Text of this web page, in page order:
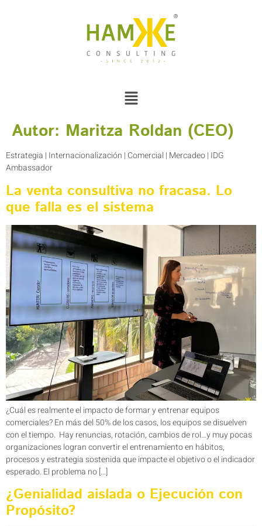
Autor: Maritza Roldan (CEO)
Estrategia | Internacionalización | Comercial | Mercadeo | IDG
Ambassador
La venta consultiva no fracasa. Lo
que falla es el sistema
¿Cuál es realmente el impacto de formar y entrenar equipos
comerciales? En más del 50% de los casos, los equipos se disuelven
con el tiempo. Hay renuncias, rotación, cambios de rol…y muy pocas
organizaciones logran convertir el entrenamiento en hábitos,
procesos y estrategia sostenida que impacte el objetivo o el indicador
esperado. El problema no […]
¿Genialidad aislada o Ejecución con
Propósito?